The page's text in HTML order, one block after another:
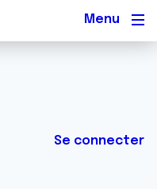
Se connecter